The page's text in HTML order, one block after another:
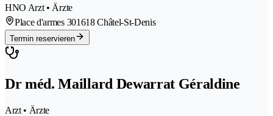
HNO Arzt • Ärzte
Place d'armes 301618 Châtel-St-Denis
Termin reservieren
Dr méd. Maillard Dewarrat Géraldine
Arzt • Ärzte